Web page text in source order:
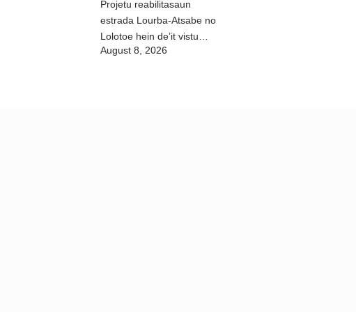
Projetu reabilitasaun
estrada Lourba-Atsabe no
Lolotoe hein de’it vistu
tribunál
August 8, 2026